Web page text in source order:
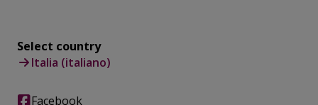
Select country
Italia (italiano)
Facebook